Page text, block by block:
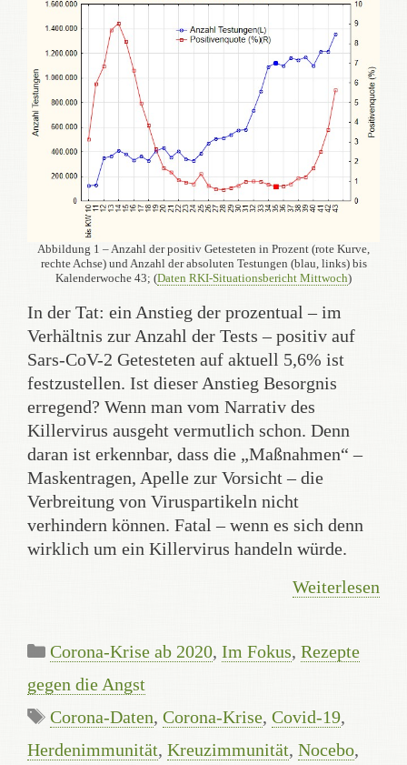
Abbildung 1 – Anzahl der positiv Getesteten in Prozent (rote Kurve,
rechte Achse) und Anzahl der absoluten Testungen (blau, links) bis
Kalenderwoche 43; (Daten RKI-Situationsbericht Mittwoch)
In der Tat: ein Anstieg der prozentual – im
Verhältnis zur Anzahl der Tests – positiv auf
Sars-CoV-2 Getesteten auf aktuell 5,6% ist
festzustellen. Ist dieser Anstieg Besorgnis
erregend? Wenn man vom Narrativ des
Killervirus ausgeht vermutlich schon. Denn
daran ist erkennbar, dass die „Maßnahmen“ –
Maskentragen, Apelle zur Vorsicht – die
Verbreitung von Viruspartikeln nicht
verhindern können. Fatal – wenn es sich denn
wirklich um ein Killervirus handeln würde.
Weiterlesen
Kategorien
Corona-Krise ab 2020, Im Fokus, Rezepte
gegen die Angst
Schlagwörter
Corona-Daten, Corona-Krise, Covid-19,
Herdenimmunität, Kreuzimmunität, Nocebo,